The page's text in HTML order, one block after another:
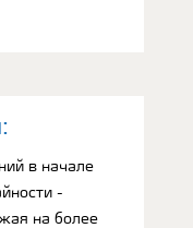
в начале
-
на более